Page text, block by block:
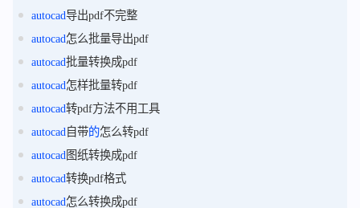
autocad导出pdf不完整
autocad怎么批量导出pdf
autocad批量转换成pdf
autocad怎样批量转pdf
autocad转pdf方法不用工具
autocad自带的怎么转pdf
autocad图纸转换成pdf
autocad转换pdf格式
autocad怎么转换成pdf